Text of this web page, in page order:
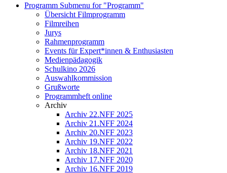
Programm Submenu for "Programm"
Übersicht Filmprogramm
Filmreihen
Jurys
Rahmenprogramm
Events für Expert*innen & Enthusiasten
Medienpädagogik
Schulkino 2026
Auswahlkommission
Grußworte
Programmheft online
Archiv
Archiv 22.NFF 2025
Archiv 21.NFF 2024
Archiv 20.NFF 2023
Archiv 19.NFF 2022
Archiv 18.NFF 2021
Archiv 17.NFF 2020
Archiv 16.NFF 2019